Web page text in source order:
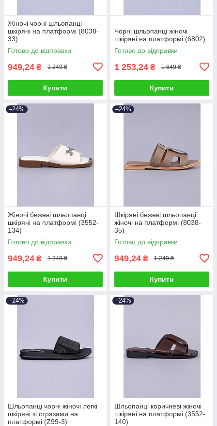
Жіночі чорні шльопанці
шкіряні на платформі (8038-
33)
Готово до відправки
949,24 ₴ 1 249 ₴
Купити
Чорні шльопанці жіночі
шкіряні на платформі (6802)
Готово до відправки
1 253,24 ₴ 1 649 ₴
Купити
–24%
Жіночі бежеві шльопанці
шкіряні на платформі (3552-
134)
Готово до відправки
949,24 ₴ 1 249 ₴
Купити
–24%
Шкіряні бежеві шльопанці
жіночі на платформі (8038-
35)
Готово до відправки
949,24 ₴ 1 249 ₴
Купити
–24%
Шльопанці чорні жіночі легкі
шкіряні зі стразами на
платформі (Z99-3)
–24%
Шльопанці коричневі жіночі
шкіряні на платформі (3552-
140)